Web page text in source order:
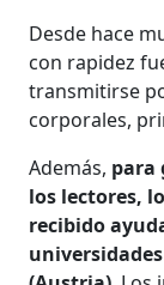
Desde hace
con rapidez
transmitirse
corporales,
Además, para
los lectores,
recibido